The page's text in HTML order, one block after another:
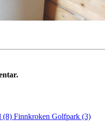
(8) Finnkroken Golfpark (3)